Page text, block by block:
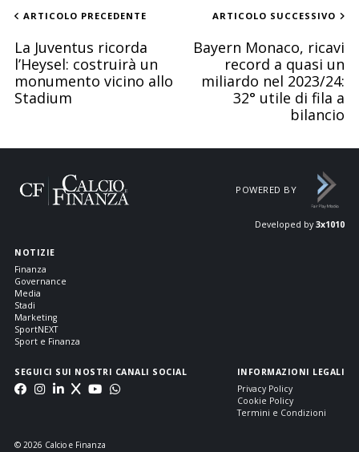
ARTICOLO PRECEDENTE
La Juventus ricorda
l’Heysel: costruirà un
monumento vicino allo
Stadium
ARTICOLO SUCCESSIVO
Bayern Monaco, ricavi
record a quasi un
miliardo nel 2023/24:
32° utile di fila a
bilancio
POWERED BY
Developed by 3x1010
NOTIZIE
Finanza
Governance
Media
Stadi
Marketing
SportNEXT
Sport e Finanza
SEGUICI SUI NOSTRI CANALI SOCIAL
INFORMAZIONI LEGALI
Privacy Policy
Cookie Policy
Termini e Condizioni
© 2026 Calcio e Finanza